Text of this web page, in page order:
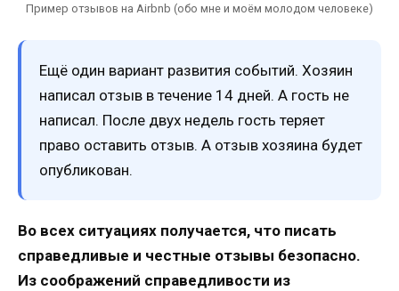
Пример отзывов на Airbnb (обо мне и моём молодом человеке)
Ещё один вариант развития событий. Хозяин
написал отзыв в течение 14 дней. А гость не
написал. После двух недель гость теряет
право оставить отзыв. А отзыв хозяина будет
опубликован.
Во всех ситуациях получается, что писать
справедливые и честные отзывы безопасно.
Из соображений справедливости из